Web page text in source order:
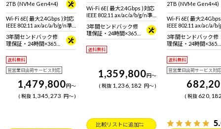
2TB (NVMe Gen4×4)
Wi-Fi 6E( 最大2.4Gbps )対応
IEEE 802.11 ax/ac/a/b/g/n準
拠 ＋ Bluetooth 5内蔵
3年間センドバック修
理保証・24時間×365
日電話サポート
送料無料
翌営業日出荷サービス対応
1,479,800円～
税抜 1,345,273 円～
Wi-Fi 6E( 最大2.4Gbps )対応
IEEE 802.11 ax/ac/a/b/g/n準
拠 ＋ Bluetooth 5内蔵
3年間センドバック修
理保証・24時間×365
日電話サポート
送料無料
1,359,800円～
税抜 1,236,182 円～
比較リストに追加
2TB (NVMe Gen4×4)
Wi-Fi 6E( 最大
IEEE 802.11 ax/ac/a/
拠 ＋ Bluetooth 5内蔵
3年間センドバック修
理保証・24時間×365
日電話サポート
送料無料
翌営業日出荷サービス対応
税抜